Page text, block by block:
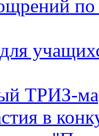
ТРИЗ-
в